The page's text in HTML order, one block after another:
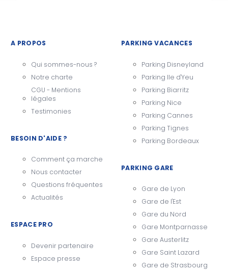
A PROPOS
Qui sommes-nous ?
Notre charte
CGU - Mentions
légales
Testimonies
BESOIN D'AIDE ?
Comment ça marche
Nous contacter
Questions fréquentes
Actualités
ESPACE PRO
Devenir partenaire
Espace presse
PARKING VACANCES
Parking Disneyland
Parking Ile d'Yeu
Parking Biarritz
Parking Nice
Parking Cannes
Parking Tignes
Parking Bordeaux
PARKING GARE
Gare de Lyon
Gare de l'Est
Gare du Nord
Gare Montparnasse
Gare Austerlitz
Gare Saint Lazard
Gare de Strasbourg